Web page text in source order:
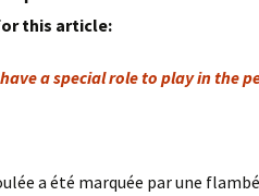
this article:
a special role to play in the
a été marquée par une